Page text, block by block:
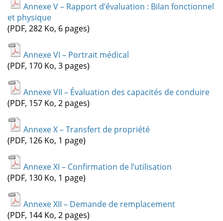
Annexe V – Rapport d’évaluation : Bilan fonctionnel
et physique
(PDF, 282 Ko, 6 pages)
Annexe VI – Portrait médical
(PDF, 170 Ko, 3 pages)
Annexe VII – Évaluation des capacités de conduire
(PDF, 157 Ko, 2 pages)
Annexe X – Transfert de propriété
(PDF, 126 Ko, 1 page)
Annexe XI – Confirmation de l’utilisation
(PDF, 130 Ko, 1 page)
Annexe XII – Demande de remplacement
(PDF, 144 Ko, 2 pages)